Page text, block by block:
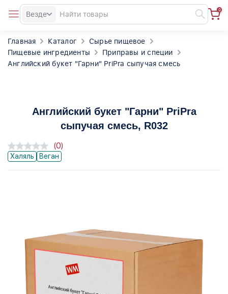
Везде
0
Главная Каталог
Сырье пищевое
Пищевые ингредиенты
Приправы и специи
Английский букет "Гарни" PriPra сыпучая смесь
Английский букет "Гарни" PriPra
сыпучая смесь, R032
Халяль Веган
(0)